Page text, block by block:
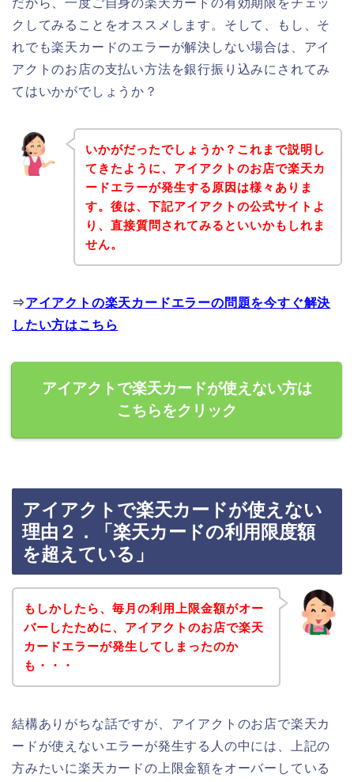
だから、一度ご自身の楽天カードの有効期限をチェッ
クしてみることをオススメします。そして、もし、そ
れでも楽天カードのエラーが解決しない場合は、アイ
アクトのお店の支払い方法を銀行振り込みにされてみ
てはいかがでしょうか？
いかがだったでしょうか？これまで説明し
てきたように、アイアクトのお店で楽天カ
ードエラーが発生する原因は様々ありま
す。後は、下記アイアクトの公式サイトよ
り、直接質問されてみるといいかもしれま
せん。
⇒アイアクトの楽天カードエラーの問題を今すぐ解決
したい方はこちら
アイアクトで楽天カードが使えない方は
こちらをクリック
アイアクトで楽天カードが使えない
理由２．「楽天カードの利用限度額
を超えている」
もしかしたら、毎月の利用上限金額がオー
バーしたために、アイアクトのお店で楽天
カードエラーが発生してしまったのか
も・・・
結構ありがちな話ですが、アイアクトのお店で楽天カ
ードが使えないエラーが発生する人の中には、上記の
方みたいに楽天カードの上限金額をオーバーしている